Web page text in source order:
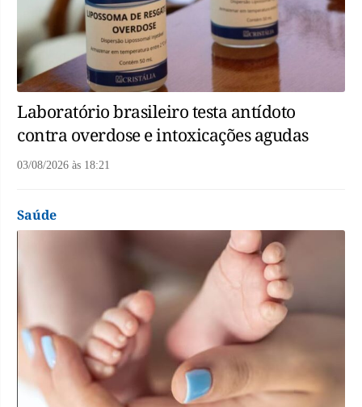
Laboratório brasileiro testa antídoto
contra overdose e intoxicações agudas
03/08/2026 às 18:21
Saúde